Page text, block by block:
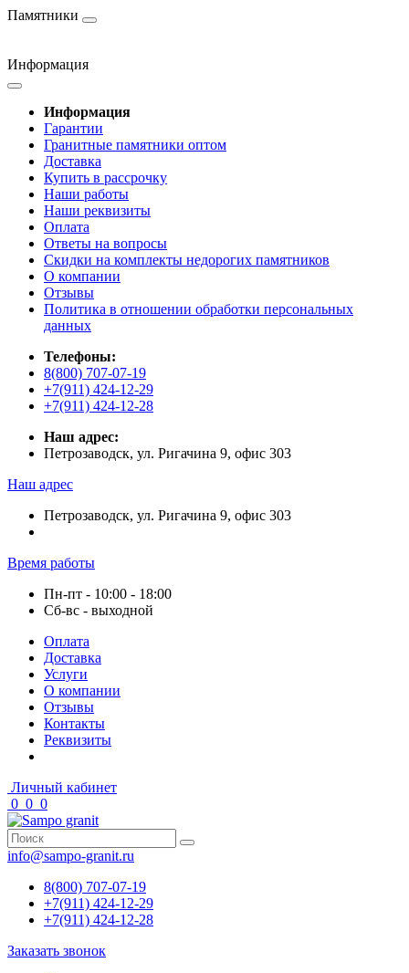
Памятники
Информация
Информация
Гарантии
Гранитные памятники оптом
Доставка
Купить в рассрочку
Наши работы
Наши реквизиты
Оплата
Ответы на вопросы
Скидки на комплекты недорогих памятников
О компании
Отзывы
Политика в отношении обработки персональных
данных
Телефоны:
8(800) 707-07-19
+7(911) 424-12-29
+7(911) 424-12-28
Наш адрес:
Петрозаводск, ул. Ригачина 9, офис 303
Наш адрес
Петрозаводск, ул. Ригачина 9, офис 303
Время работы
Пн-пт - 10:00 - 18:00
Сб-вс - выходной
Оплата
Доставка
Услуги
О компании
Отзывы
Контакты
Реквизиты
Личный кабинет
0 0 0
info@sampo-granit.ru
8(800) 707-07-19
+7(911) 424-12-29
+7(911) 424-12-28
Заказать звонок